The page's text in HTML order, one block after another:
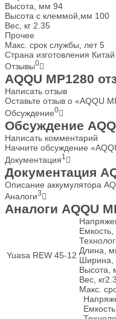
Высота, мм 94
Высота с клеммой,мм 100
Вес, кг 2.35
Прочее
Макс. срок службы, лет 5
Страна изготовления Китай
Отзывы0
AQQU MP1280
Написать отзыв
Оставьте отзыв о «AQQU
Обсуждение0
Обсуждение
Написать комментарий
Начните обсуждение
Документация1
Документация
Описание аккумулятора
Аналоги3
Аналоги AQQU
Yuasa REW 45-12
Емкость,
Длина,
Ширина,
Высота,
Вес, кг
Макс.